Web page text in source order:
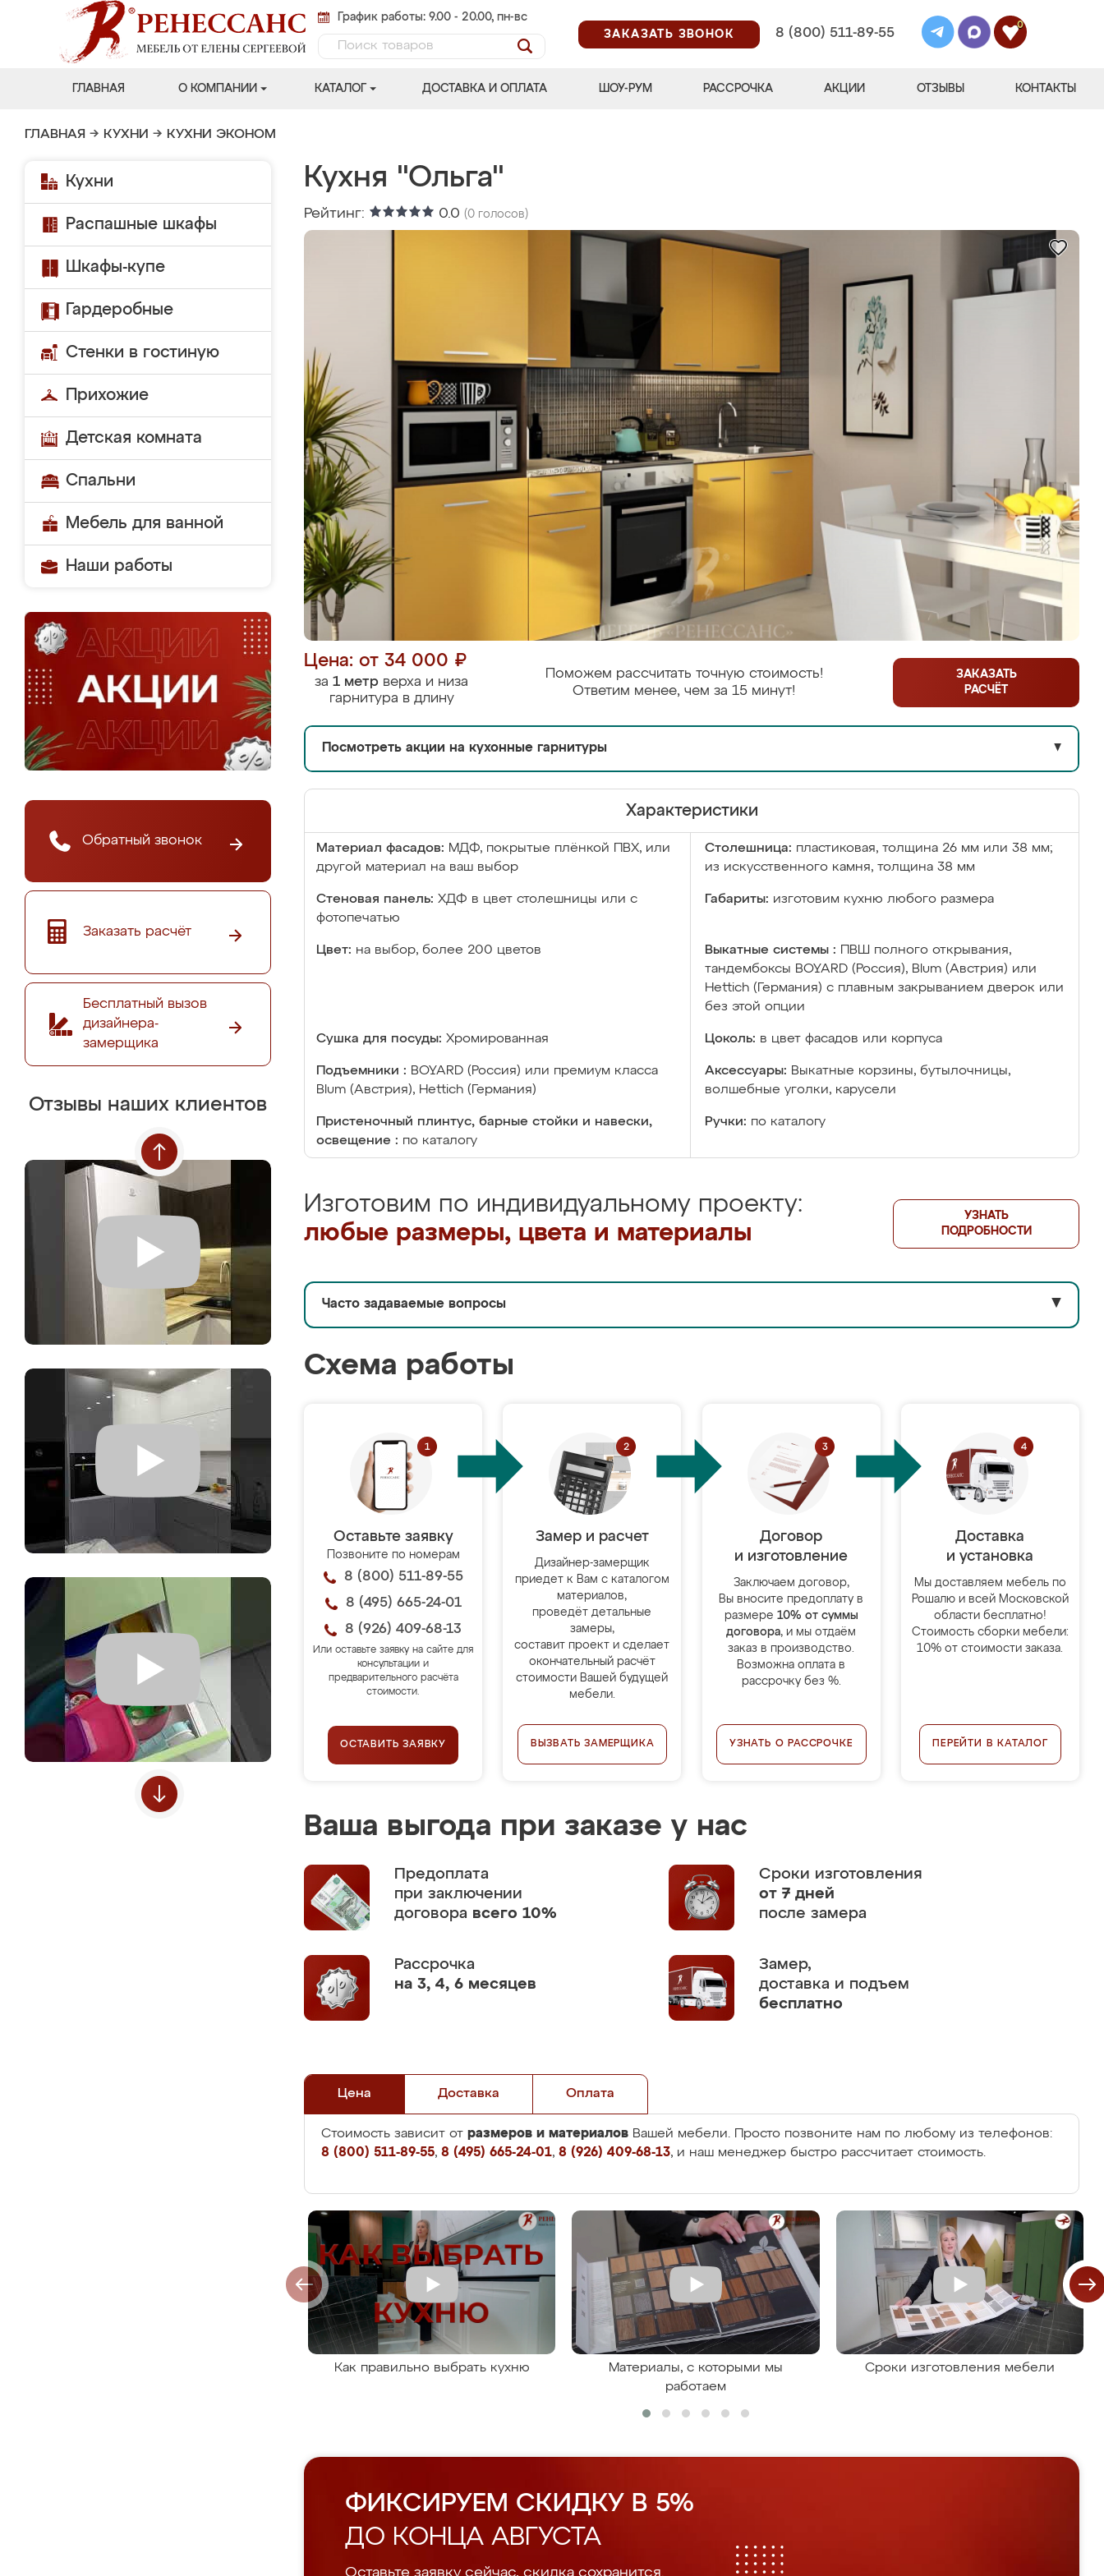
График работы: 9.00 - 20.00, пн-вс
ЗАКАЗАТЬ ЗВОНОК
8 (800) 511-89-55
0
ГЛАВНАЯ О КОМПАНИИ КАТАЛОГ ДОСТАВКА И ОПЛАТА ШОУ-РУМ РАССРОЧКА АКЦИИ ОТЗЫВЫ КОНТАКТЫ
ГЛАВНАЯ → КУХНИ → КУХНИ ЭКОНОМ
Кухни
Распашные шкафы
Шкафы-купе
Гардеробные
Стенки в гостиную
Прихожие
Детская комната
Спальни
Мебель для ванной
Наши работы
Обратный звонок
Заказать расчёт
Бесплатный вызов
дизайнера-
замерщика
Отзывы наших клиентов
Кухня "Ольга"
Рейтинг: 0.0 (0 голосов)
Цена: от 34 000 ₽
за 1 метр верха и низа
гарнитура в длину
Поможем рассчитать точную стоимость!
Ответим менее, чем за 15 минут!
ЗАКАЗАТЬ
РАСЧЁТ
Посмотреть акции на кухонные гарнитуры ▼
Характеристики
Материал фасадов: МДФ, покрытые плёнкой ПВХ, или
другой материал на ваш выбор
Столешница: пластиковая, толщина 26 мм или 38 мм;
из искусственного камня, толщина 38 мм
Стеновая панель: ХДФ в цвет столешницы или с
фотопечатью
Габариты: изготовим кухню любого размера
Цвет: на выбор, более 200 цветов Выкатные системы :
ПВШ полного открывания,
тандембоксы BOYARD (Россия), Blum (Австрия) или
Hettich (Германия) с плавным закрыванием дверок или
без этой опции
Сушка для посуды: Хромированная Цоколь: в цвет фасадов или корпуса
Подъемники : BOYARD (Россия) или премиум класса
Blum (Австрия), Hettich (Германия)
Аксессуары: Выкатные корзины, бутылочницы,
волшебные уголки, карусели
Пристеночный плинтус, барные стойки и навески,
освещение : по каталогу
Ручки: по каталогу
Изготовим по индивидуальному проекту:
любые размеры, цвета и материалы
УЗНАТЬ
ПОДРОБНОСТИ
Часто задаваемые вопросы ▼
Схема работы
Оставьте заявку
Позвоните по номерам
8 (800) 511-89-55
8 (495) 665-24-01
8 (926) 409-68-13
Или оставьте заявку на сайте для
консультации и
предварительного расчёта
стоимости.
ОСТАВИТЬ ЗАЯВКУ
Замер и расчет
Дизайнер-замерщик
приедет к Вам с каталогом
материалов,
проведёт детальные
замеры,
составит проект и сделает
окончательный расчёт
стоимости Вашей будущей
мебели.
ВЫЗВАТЬ ЗАМЕРЩИКА
Договор
и изготовление
Заключаем договор,
Вы вносите предоплату в
размере 10% от суммы
договора, и мы отдаём
заказ в производство.
Возможна оплата в
рассрочку без %.
УЗНАТЬ О РАССРОЧКЕ
Доставка
и установка
Мы доставляем мебель по
Рошалю и всей Московской
области бесплатно!
Стоимость сборки мебели:
10% от стоимости заказа.
ПЕРЕЙТИ В КАТАЛОГ
Ваша выгода при заказе у нас
Предоплата
при заключении
договора всего 10%
Сроки изготовления
от 7 дней
после замера
Рассрочка
на 3, 4, 6 месяцев
Замер,
доставка и подъем
бесплатно
Цена Доставка Оплата
Стоимость зависит от размеров и материалов Вашей мебели. Просто позвоните нам по любому из телефонов:
8 (800) 511-89-55, 8 (495) 665-24-01, 8 (926) 409-68-13, и наш менеджер быстро рассчитает стоимость.
Как правильно выбрать кухню
Материалы, с которыми мы
работаем
Сроки изготовления мебели
ФИКСИРУЕМ СКИДКУ В 5%
ДО КОНЦА АВГУСТА
Оставьте заявку сейчас, скидка сохранится.